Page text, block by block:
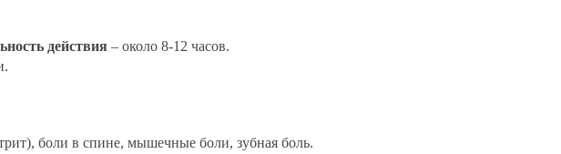
действия – около 8-12 часов.
боли в спине, мышечные боли, зубная боль.